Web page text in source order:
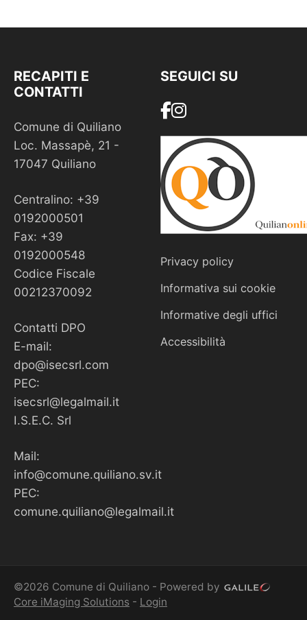
RECAPITI E
CONTATTI
Comune di Quiliano
Loc. Massapè, 21 -
17047 Quiliano
Centralino: +39
0192000501
Fax: +39
0192000548
Codice Fiscale
00212370092
Contatti DPO
E-mail:
dpo@isecsrl.com
PEC:
isecsrl@legalmail.it
I.S.E.C. Srl
Mail:
info@comune.quiliano.sv.it
PEC:
comune.quiliano@legalmail.it
SEGUICI SU
Privacy policy
Informativa sui cookie
Informative degli uffici
Accessibilità
©2026 Comune di Quiliano - Powered by
Core iMaging Solutions - Login